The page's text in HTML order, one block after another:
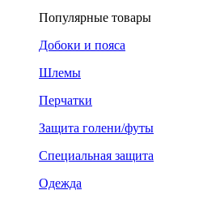
Популярные товары
Добоки и пояса
Шлемы
Перчатки
Защита голени/футы
Специальная защита
Одежда